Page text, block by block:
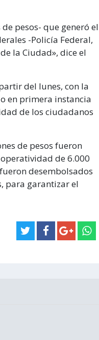
pesos- que generó el
-Policía Federal,
la Ciudad», dice el
del lunes, con la
en primera instancia
de los ciudadanos
de pesos fueron
de 6.000
desembolsados
para garantizar el